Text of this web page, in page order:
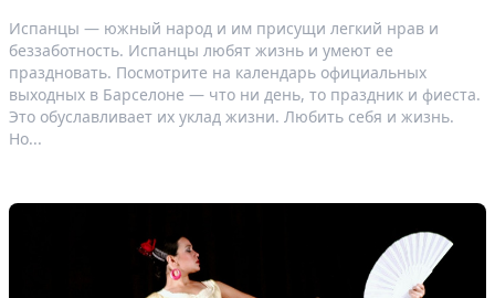
Испанцы — южный народ и им присущи легкий нрав и
беззаботность. Испанцы любят жизнь и умеют ее
праздновать. Посмотрите на календарь официальных
выходных в Барселоне — что ни день, то праздник и фиеста.
Это обуславливает их уклад жизни. Любить себя и жизнь.
Но...